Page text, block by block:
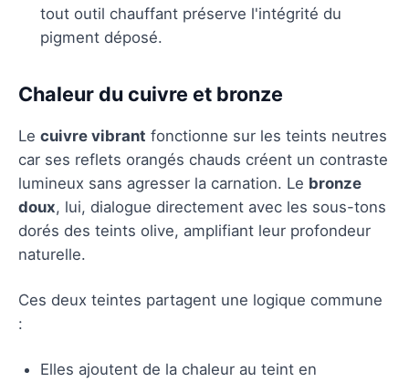
tout outil chauffant préserve l'intégrité du
pigment déposé.
Chaleur du cuivre et bronze
Le cuivre vibrant fonctionne sur les teints neutres
car ses reflets orangés chauds créent un contraste
lumineux sans agresser la carnation. Le bronze
doux, lui, dialogue directement avec les sous-tons
dorés des teints olive, amplifiant leur profondeur
naturelle.
Ces deux teintes partagent une logique commune
:
Elles ajoutent de la chaleur au teint en